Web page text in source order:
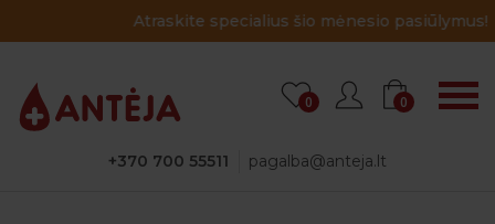
Atraskite specialius šio mėnesio pasiūlymus!
+370 700 55511 pagalba@anteja.lt
0 0